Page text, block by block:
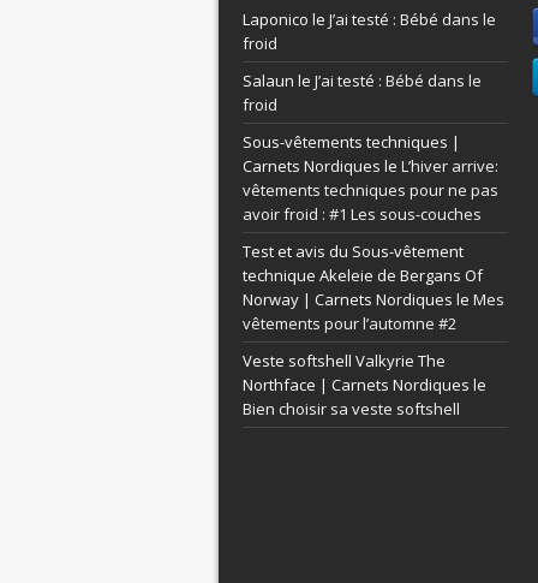
Laponico le J’ai testé : Bébé dans le
froid
Salaun le J’ai testé : Bébé dans le
froid
Sous-vêtements techniques |
Carnets Nordiques le L’hiver arrive:
vêtements techniques pour ne pas
avoir froid : #1 Les sous-couches
Test et avis du Sous-vêtement
technique Akeleie de Bergans Of
Norway | Carnets Nordiques le Mes
vêtements pour l’automne #2
Veste softshell Valkyrie The
Northface | Carnets Nordiques le
Bien choisir sa veste softshell